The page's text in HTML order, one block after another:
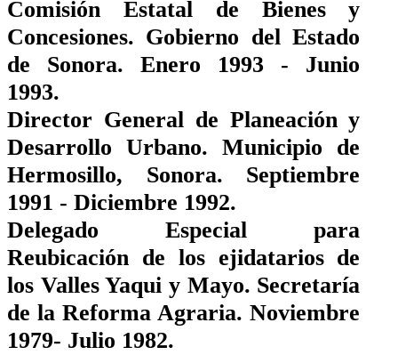
Comisión Estatal de Bienes y
Concesiones. Gobierno del Estado
de Sonora. Enero 1993 - Junio
1993.
Director General de Planeación y
Desarrollo Urbano. Municipio de
Hermosillo, Sonora. Septiembre
1991 - Diciembre 1992.
Delegado Especial para
Reubicación de los ejidatarios de
los Valles Yaqui y Mayo. Secretaría
de la Reforma Agraria. Noviembre
1979- Julio 1982.